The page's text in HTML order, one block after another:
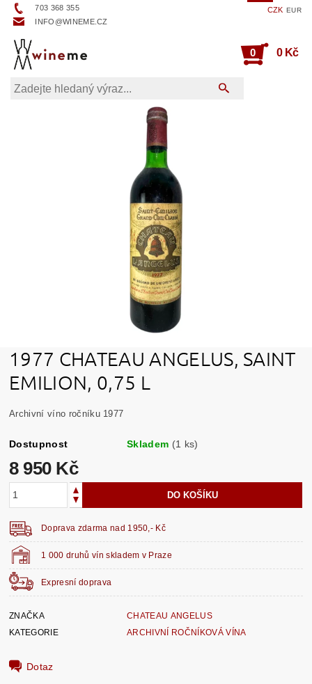
703 368 355
INFO@WINEME.CZ
CZK EUR
0 0 Kč
1977 CHATEAU ANGELUS, SAINT
EMILION, 0,75 L
Archivní víno ročníku 1977
Dostupnost Skladem (1 ks)
8 950 Kč
1 000 druhů vín skladem v Praze
Expresní doprava
Doprava zdarma nad 1950,- Kč
ZNAČKA
CHATEAU ANGELUS
KATEGORIE
ARCHIVNÍ ROČNÍKOVÁ VÍNA
Dotaz